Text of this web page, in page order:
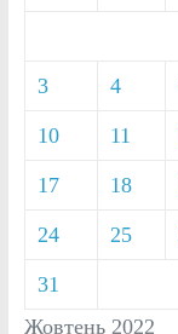
Жовтень 2022
3 4
10 11
17 18
24 25
31